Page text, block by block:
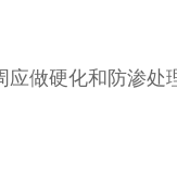
做硬化和防渗处